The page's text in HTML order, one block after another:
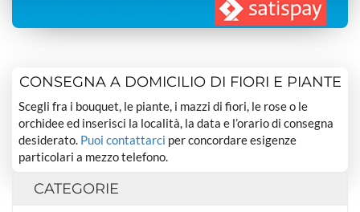
CONSEGNA A DOMICILIO DI FIORI E PIANTE
Scegli fra i bouquet, le piante, i mazzi di fiori, le rose o le
orchidee ed inserisci la località, la data e l’orario di consegna
desiderato. Puoi contattarci per concordare esigenze
particolari a mezzo telefono.
CATEGORIE